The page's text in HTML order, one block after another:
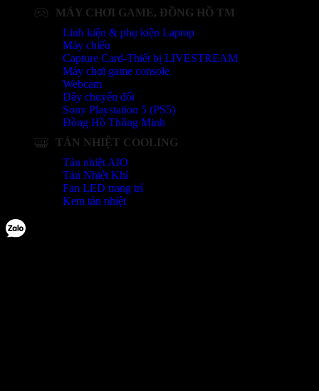
MÁY CHƠI GAME, ĐỒNG HỒ TM
Linh kiện & phụ kiện Laptop
Máy chiếu
Capture Card-Thiết bị LIVESTREAM
Máy chơi game console
Webcam
Dây chuyển đổi
Sony Playstation 5 (PS5)
Đồng Hồ Thông Minh
TẢN NHIỆT COOLING
Tản nhiệt AIO
Tản Nhiệt Khí
Fan LED trang trí
Kem tản nhiệt